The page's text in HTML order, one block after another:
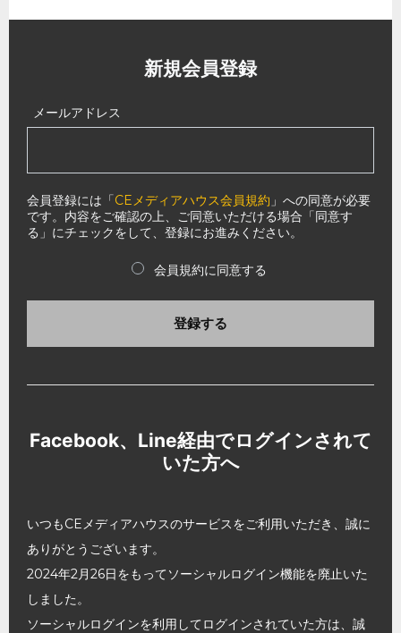
新規会員登録
メールアドレス
会員登録には「CEメディアハウス会員規約 」への同意が必要
です。内容をご確認の上、ご同意いただける場合「同意す
る」にチェックをして、登録にお進みください。
会員規約に同意する
登録する
Facebook、Line経由でログインされて
いた方へ
いつもCEメディアハウスのサービスをご利用いただき、誠に
ありがとうございます。
2024年2月26日をもってソーシャルログイン機能を廃止いた
しました。
ソーシャルログインを利用してログインされていた方は、誠